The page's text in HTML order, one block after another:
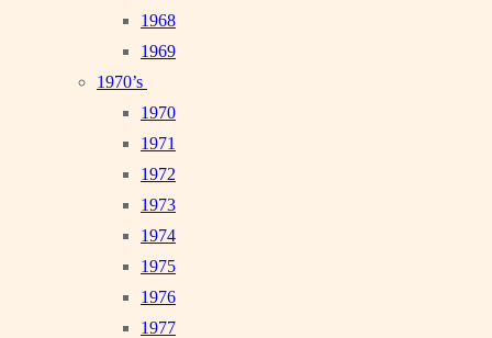
1968
1969
1970’s
1970
1971
1972
1973
1974
1975
1976
1977